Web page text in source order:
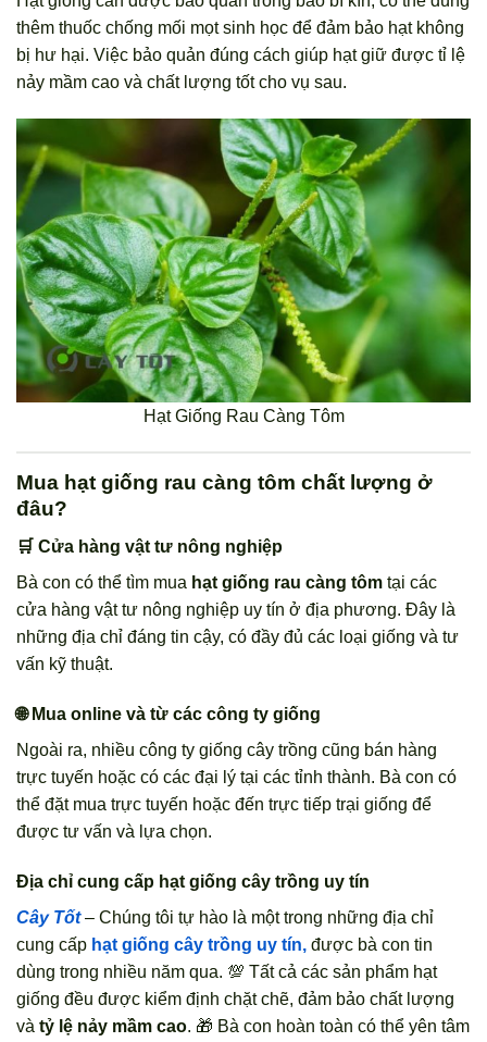
thêm thuốc chống mối mọt sinh học để đảm bảo hạt không
bị hư hại. Việc bảo quản đúng cách giúp hạt giữ được tỉ lệ
nảy mầm cao và chất lượng tốt cho vụ sau.
Hạt Giống Rau Càng Tôm
Mua hạt giống rau càng tôm chất lượng ở
đâu?
🛒 Cửa hàng vật tư nông nghiệp
Bà con có thể tìm mua hạt giống rau càng tôm tại các
cửa hàng vật tư nông nghiệp uy tín ở địa phương. Đây là
những địa chỉ đáng tin cậy, có đầy đủ các loại giống và tư
vấn kỹ thuật.
🌐 Mua online và từ các công ty giống
Ngoài ra, nhiều công ty giống cây trồng cũng bán hàng
trực tuyến hoặc có các đại lý tại các tỉnh thành. Bà con có
thể đặt mua trực tuyến hoặc đến trực tiếp trại giống để
được tư vấn và lựa chọn.
Địa chỉ cung cấp hạt giống cây trồng uy tín
Cây Tốt– Chúng tôi tự hào là một trong những địa chỉ
cung cấp hạt giống cây trồng uy tín, được bà con tin
dùng trong nhiều năm qua. 💯 Tất cả các sản phẩm hạt
giống đều được kiểm định chặt chẽ, đảm bảo chất lượng
và tỷ lệ nảy mầm cao. 🎁 Bà con hoàn toàn có thể yên tâm